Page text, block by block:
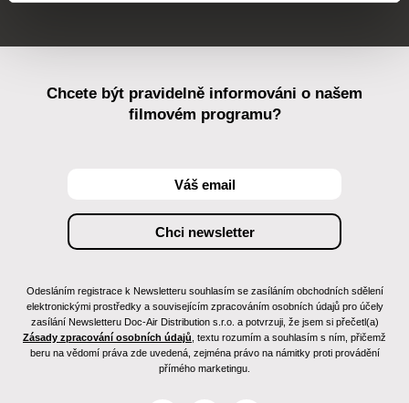
Chcete být pravidelně informováni o našem
filmovém programu?
Odesláním registrace k Newsletteru souhlasím se zasíláním obchodních sdělení
elektronickými prostředky a souvisejícím zpracováním osobních údajů pro účely
zasílání Newsletteru Doc-Air Distribution s.r.o. a potvrzuji, že jsem si přečetl(a)
Zásady zpracování osobních údajů , textu rozumím a souhlasím s ním, přičemž
beru na vědomí práva zde uvedená, zejména právo na námitky proti provádění
přímého marketingu.